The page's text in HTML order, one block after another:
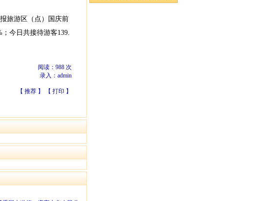
旅游区（点）国庆前
；今日共接待游客139.
阅读： 988次
录入： admin
【 推荐】 【 打印 】